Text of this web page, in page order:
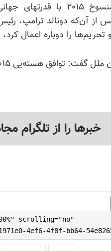
بر اساس توافقنامه
تحریم‌ها را دوباره اعمال
۲۰۱۵ در کلیت خودش از هم پاشیده است.
خبرها را از تلگرام
scrolling="no"
4ef6-4f8f-bb64-